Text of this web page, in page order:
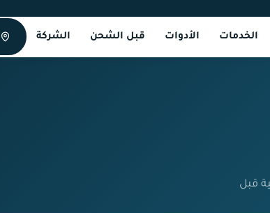
الخدمات الأدوات قبل الشحن الشركة
قبل